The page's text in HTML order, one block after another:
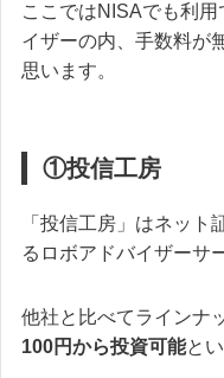
ここではNISAでも利
イザーの内、手数料が
思います。
①投信工房
「投信工房」はネッ
るロボアドバイザーサ
他社と比べてラインナ
100円から投資可能と